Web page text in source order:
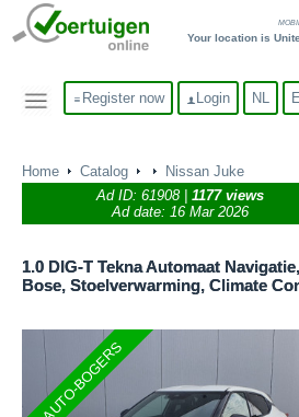
Your location is
Register now Login NL
Home Catalog
Nissan Juke
Ad ID: 61908| 1177 views
Ad date: 16 Mar 2026
1.0 DIG-T Tekna Automaat
Bose, Stoelverwarming, Climate
AUTO-BOGERS